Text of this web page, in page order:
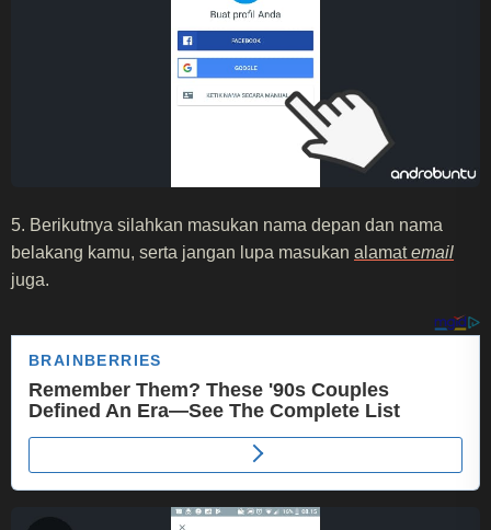
5. Berikutnya silahkan masukan nama depan dan nama
belakang kamu, serta jangan lupa masukan alamatemail
juga.